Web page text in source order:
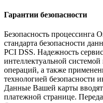
Гарантии безопасности
Безопасность процессинга
стандарта безопасности
PCI DSS. Надежность
интеллектуальной
операций, а также
технологией безопасности
Данные Вашей карты
платежной странице.